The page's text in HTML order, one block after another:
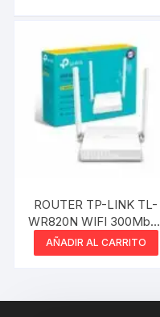
ROUTER TP-LINK TL-
WR820N WIFI 300Mbps
2 ANTENAS
AÑADIR AL CARRITO